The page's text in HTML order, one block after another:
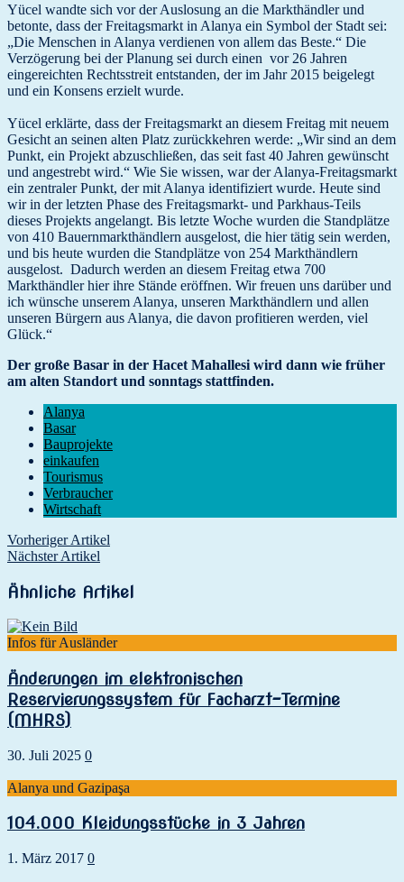
Yücel wandte sich vor der Auslosung an die Markthändler und
betonte, dass der Freitagsmarkt in Alanya ein Symbol der Stadt sei:
„Die Menschen in Alanya verdienen von allem das Beste.“ Die
Verzögerung bei der Planung sei durch einen vor 26 Jahren
eingereichten Rechtsstreit entstanden, der im Jahr 2015 beigelegt
und ein Konsens erzielt wurde.
Yücel erklärte, dass der Freitagsmarkt an diesem Freitag mit neuem
Gesicht an seinen alten Platz zurückkehren werde: „Wir sind an dem
Punkt, ein Projekt abzuschließen, das seit fast 40 Jahren gewünscht
und angestrebt wird.“ Wie Sie wissen, war der Alanya-Freitagsmarkt
ein zentraler Punkt, der mit Alanya identifiziert wurde. Heute sind
wir in der letzten Phase des Freitagsmarkt- und Parkhaus-Teils
dieses Projekts angelangt. Bis letzte Woche wurden die Standplätze
von 410 Bauernmarkthändlern ausgelost, die hier tätig sein werden,
und bis heute wurden die Standplätze von 254 Markthändlern
ausgelost. Dadurch werden an diesem Freitag etwa 700
Markthändler hier ihre Stände eröffnen. Wir freuen uns darüber und
ich wünsche unserem Alanya, unseren Markthändlern und allen
unseren Bürgern aus Alanya, die davon profitieren werden, viel
Glück.“
Der große Basar in der Hacet Mahallesi wird dann wie früher
am alten Standort und sonntags stattfinden.
Alanya
Basar
Bauprojekte
einkaufen
Tourismus
Verbraucher
Wirtschaft
Vorheriger Artikel
Nächster Artikel
Ähnliche Artikel
Infos für Ausländer
Änderungen im elektronischen
Reservierungssystem für Facharzt-Termine
(MHRS)
30. Juli 2025 0
Alanya und Gazipaşa
104.000 Kleidungsstücke in 3 Jahren
1. März 2017 0